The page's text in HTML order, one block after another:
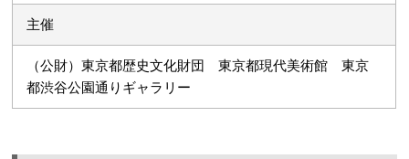
主催
（公財）東京都歴史文化財団 東京都現代美術館 東京
都渋谷公園通りギャラリー